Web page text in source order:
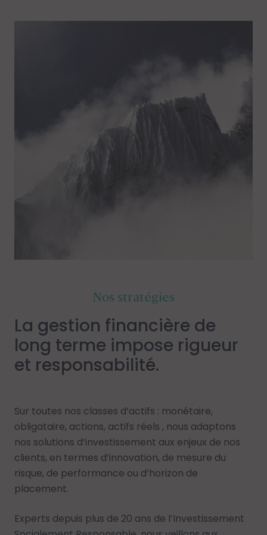
Nos stratégies
La gestion financière de
long terme impose rigueur
et responsabilité.
Sur toutes nos classes d’actifs : monétaire,
obligataire, actions, actifs réels , nous adaptons
nos solutions d’investissement aux enjeux de nos
clients, en termes d’innovation, de mesure du
risque, de performance ou d’horizon de
placement.
Experts depuis plus de 20 ans de l’Investissement